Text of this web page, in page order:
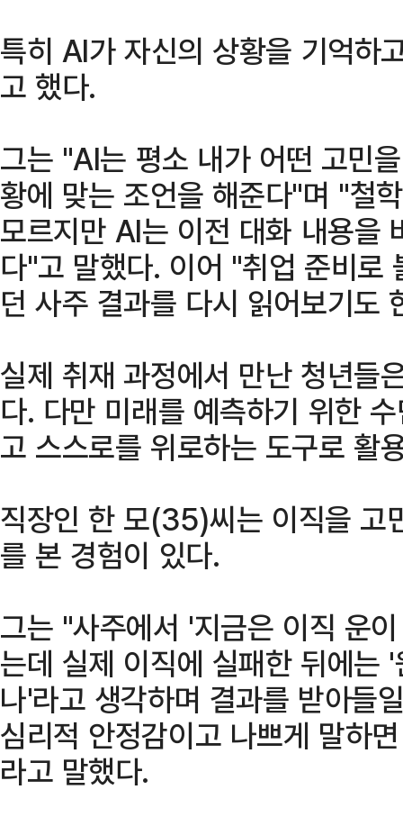
특히 AI가 자신의 상황을 기억하
고 했다.
그는 "AI는 평소 내가 어떤 고민
황에 맞는 조언을 해준다"며 "철
모르지만 AI는 이전 대화 내용을
다"고 말했다. 이어 "취업 준비로
던 사주 결과를 다시 읽어보기도
실제 취재 과정에서 만난 청년들
다. 다만 미래를 예측하기 위한
고 스스로를 위로하는 도구로 활
직장인 한 모(35)씨는 이직을 고
를 본 경험이 있다.
그는 "사주에서 '지금은 이직 운
는데 실제 이직에 실패한 뒤에는
나'라고 생각하며 결과를 받아들
심리적 안정감이고 나쁘게 말하
라고 말했다.